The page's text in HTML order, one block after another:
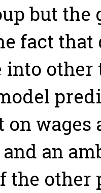
but
fact
other
on
an
the